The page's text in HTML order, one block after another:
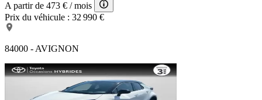
A partir de 473 € / mois
Prix du véhicule : 32 990 €
84000 - AVIGNON